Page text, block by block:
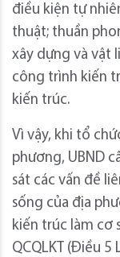
điều kiện tự
thuật; thuần
xây dựng và vật
công trình kiến
kiến trúc.
Vì vậy, khi tổ
phương, UBND
sát các vấn đề
sống của địa
kiến trúc làm cơ
QCQLKT (Điều 5